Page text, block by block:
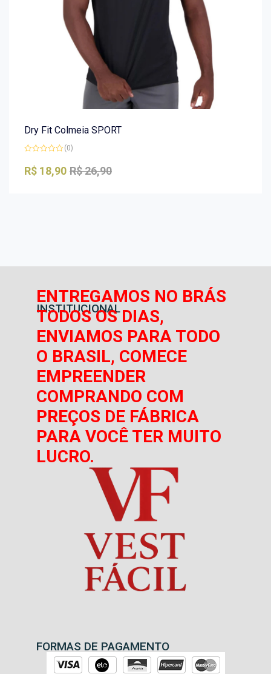
Dry Fit Colmeia SPORT
0
de
(0)
R$26,90
R$ 18,90
INSTITUCIONAL
ENTREGAMOS NO BRÁS
TODOS OS DIAS,
ENVIAMOS PARA TODO
O BRASIL, COMECE
EMPREENDER
COMPRANDO COM
PREÇOS DE FÁBRICA
PARA VOCÊ TER MUITO
LUCRO.
FORMAS DE PAGAMENTO